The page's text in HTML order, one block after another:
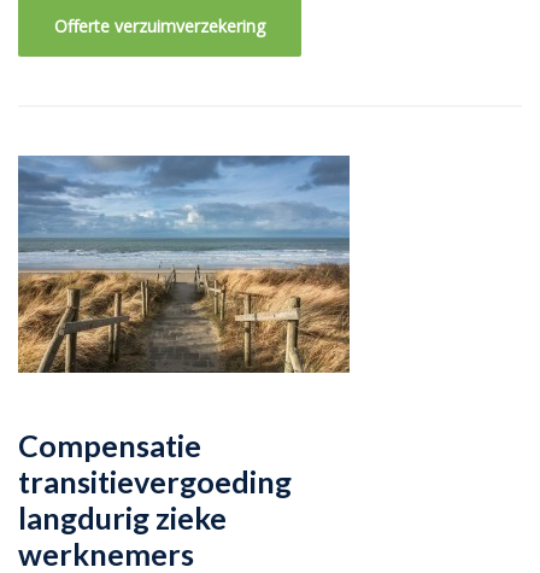
Offerte verzuimverzekering
Compensatie
transitievergoeding
langdurig zieke
werknemers